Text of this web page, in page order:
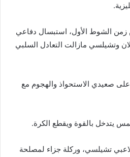
زمن الشوط الأول، استبسال دفاعي
وتشيلسي مازالت التعادل السلبي
على صعيدي الاستحواذ والهجوم مع
يتدخل بالقوة ويقطع الكرة.
تشيلسي، وركلة جزاء لمصلحة